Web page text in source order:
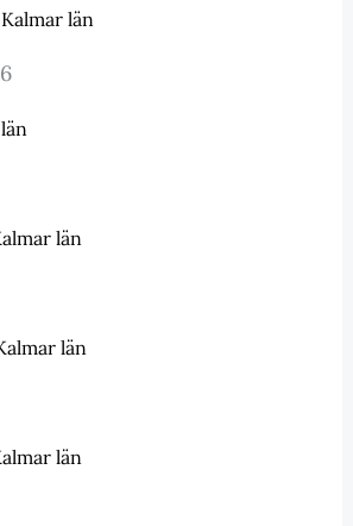
län
län
län
län